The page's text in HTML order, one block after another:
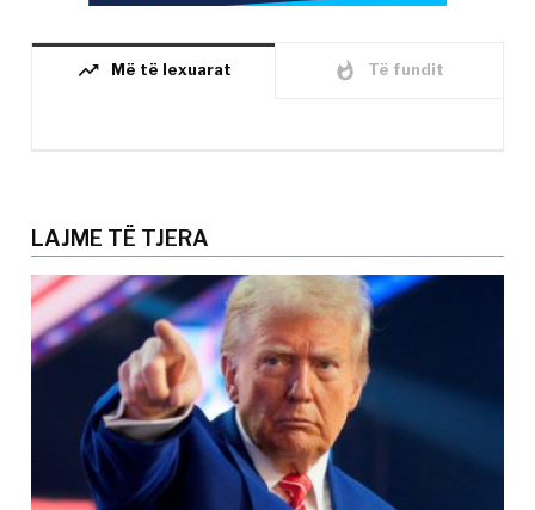
trending_up Më të lexuarat whatshot Të fundit
LAJME TË TJERA